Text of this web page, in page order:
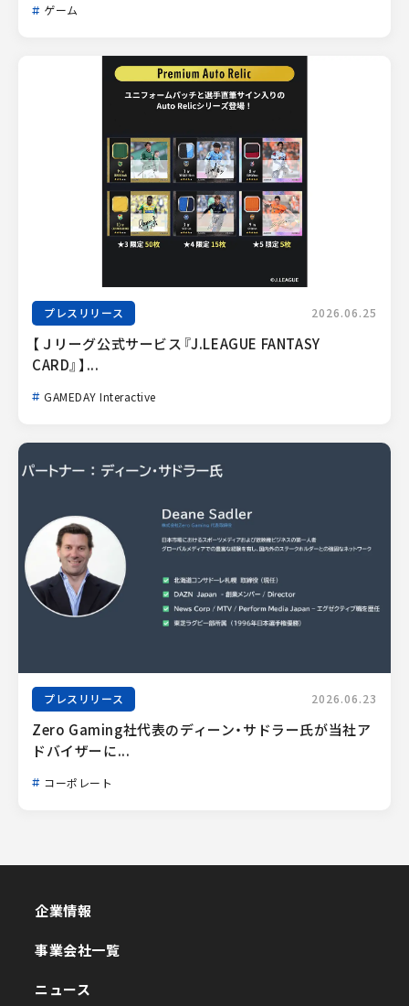
ゲーム
プレスリリース 2026.06.25
【Ｊリーグ公式サービス『J.LEAGUE FANTASY
CARD』】...
GAMEDAY Interactive
プレスリリース 2026.06.23
Zero Gaming社代表のディーン・サドラー氏が当社ア
ドバイザーに...
コーポレート
企業情報
事業会社一覧
ニュース